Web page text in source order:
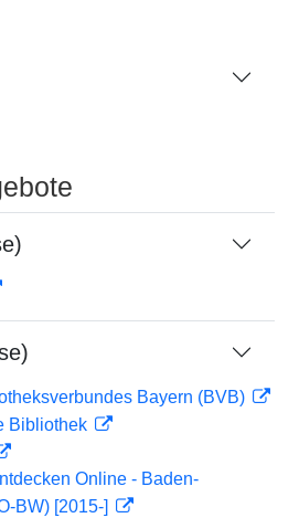
Bayern (BVB)
Bibliothek
Online - Baden-
BW) [2015-]